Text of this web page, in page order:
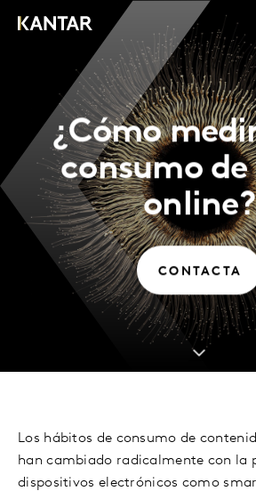
¿Cómo
consumo de
online?
CONTACTA
Los hábitos de consumo de
han cambiado radicalmente con la
dispositivos electrónicos como